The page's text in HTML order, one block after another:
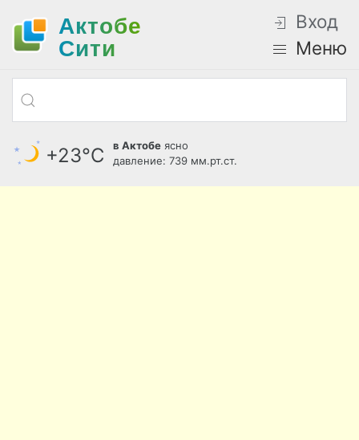
Актобе
Cити
Вход
Меню
+23°С в Актобе ясно
давление: 739 мм.рт.ст.